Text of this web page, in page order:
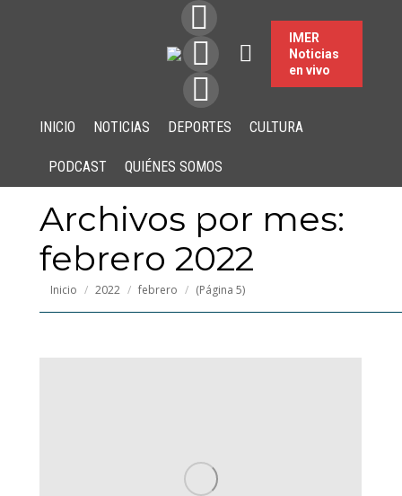
IMER
Noticias
en vivo
INICIO NOTICIAS DEPORTES CULTURA
PODCAST QUIÉNES SOMOS
Archivos por mes:
febrero 2022
Estás aquí:
Inicio 2022 febrero (Página 5)